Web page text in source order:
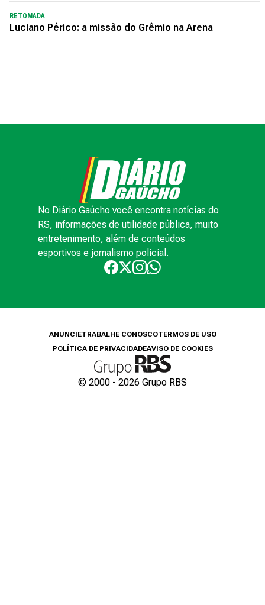
RETOMADA
Luciano Périco: a missão do Grêmio na Arena
No Diário Gaúcho você encontra notícias do
RS, informações de utilidade pública, muito
entretenimento, além de conteúdos
esportivos e jornalismo policial.
ANUNCIETRABALHE CONOSCOTERMOS DE USO
POLÍTICA DE PRIVACIDADEAVISO DE COOKIES
© 2000 - 2026 Grupo RBS